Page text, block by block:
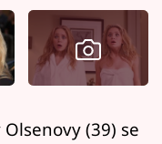
(39) se